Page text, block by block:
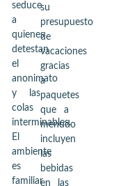
seduce
a
quienes
detestan
el
anonimato
y las
colas
interminables.
El
ambiente
es
familiar
su
presupuesto
de
vacaciones
gracias
a
paquetes
que a
menudo
incluyen
las
bebidas
en las